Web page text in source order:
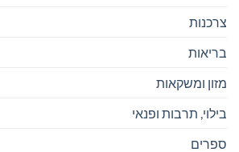
צרכנות
בריאות
מזון ומשקאות
בילוי, תרבות ופנאי
ספרים